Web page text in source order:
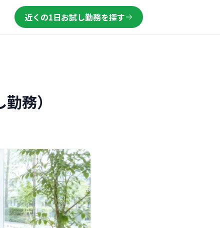
近くの1日お試し勤務を探す
務）